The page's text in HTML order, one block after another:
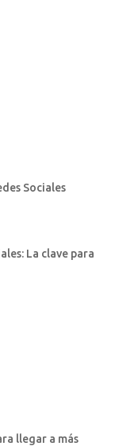
Sociales
La clave para
llegar a más